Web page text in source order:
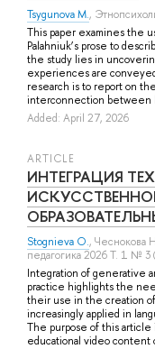
Tsygunova M.,
This paper examines the
Palahniuk’s prose to
the study lies in
experiences are
research is to report on
interconnection between
Added: April 27, 2026
ARTICLE
ИНТЕГРАЦИЯ
Stognieva O., Чеснокова
педагогика 2026 Т. 1 №
Integration of generative
practice highlights the
their use in the creation
increasingly applied in
The purpose of this article
educational video content